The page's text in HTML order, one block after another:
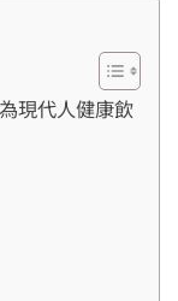
現代人健康飲